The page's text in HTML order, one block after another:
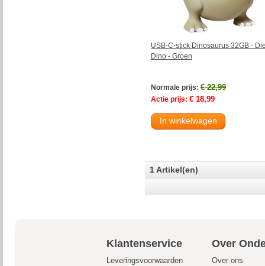
USB-C-stick Dinosaurus 32GB -
Dino - Groen
Normale prijs: € 22,99
Actie prijs: € 18,99
In winkelwagen
1 Artikel(en)
Klantenservice Over
Leveringsvoorwaarden
Over ons